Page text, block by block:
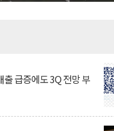
출 급증에도 3Q 전망 부